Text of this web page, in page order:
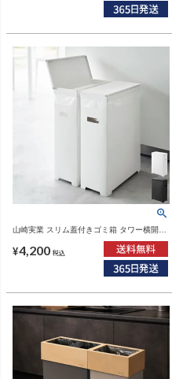
山崎実業 スリム蓋付きゴミ箱 タワー横開き
¥4,200 税込